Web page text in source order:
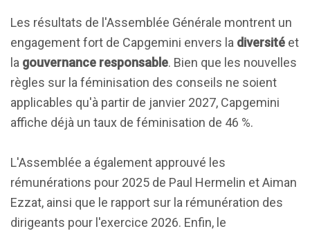
Les résultats de l'Assemblée Générale montrent un
engagement fort de Capgemini envers la diversité et
la gouvernance responsable. Bien que les nouvelles
règles sur la féminisation des conseils ne soient
applicables qu'à partir de janvier 2027, Capgemini
affiche déjà un taux de féminisation de 46 %.
L'Assemblée a également approuvé les
rémunérations pour 2025 de Paul Hermelin et Aiman
Ezzat, ainsi que le rapport sur la rémunération des
dirigeants pour l'exercice 2026. Enfin, le